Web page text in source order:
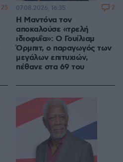
25
Η Μαντόνα τον
αποκαλούσε «τρελή
ιδιοφυΐα»: Ο Γουίλιαμ
Όρμπιτ, ο παραγωγός των
μεγάλων επιτυχιών,
πέθανε στα 69 του
07.08.2026, 16:35 2